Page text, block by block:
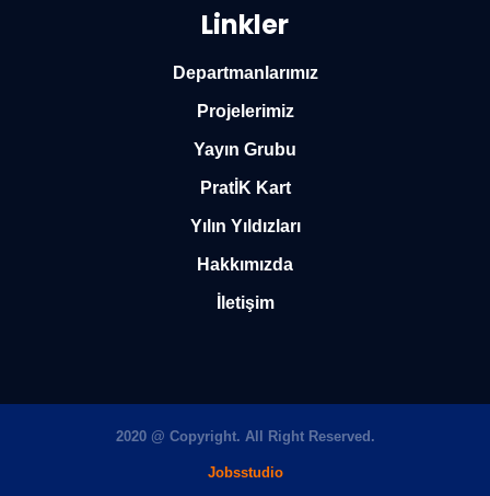
Linkler
Departmanlarımız
Projelerimiz
Yayın Grubu
PratİK Kart
Yılın Yıldızları
Hakkımızda
İletişim
2020 @ Copyright. All Right Reserved.
Jobsstudio